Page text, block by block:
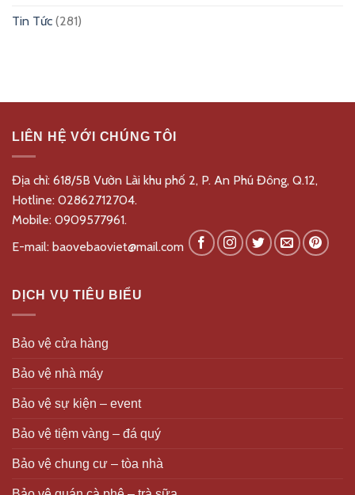
Tin Tức (281)
LIÊN HỆ VỚI CHÚNG TÔI
Địa chỉ: 618/5B Vườn Lài khu phố 2, P. An Phú Đông, Q.12,
Hotline: 02862712704.
Mobile: 0909577961.
E-mail: baovebaoviet@mail.com
DỊCH VỤ TIÊU BIỂU
Bảo vệ cửa hàng
Bảo vệ nhà máy
Bảo vệ sự kiện – event
Bảo vệ tiệm vàng – đá quý
Bảo vệ chung cư – tòa nhà